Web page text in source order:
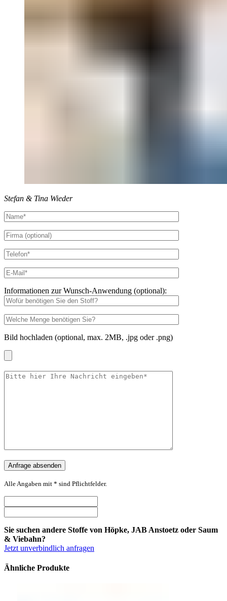
Stefan & Tina Wieder
Informationen zur Wunsch-Anwendung (optional):
Bild hochladen (optional, max. 2MB, .jpg oder .png)
Alle Angaben mit * sind Pflichtfelder.
Sie suchen andere Stoffe von Höpke, JAB Anstoetz oder Saum
& Viebahn?
Jetzt unverbindlich anfragen
Ähnliche Produkte